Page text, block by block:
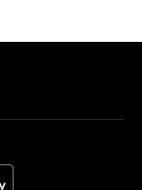
(opens in a new tab)